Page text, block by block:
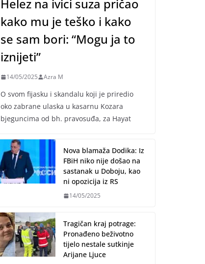
Helez na ivici suza pričao
kako mu je teško i kako
se sam bori: “Mogu ja to
iznijeti”
14/05/2025 Azra M
O svom fijasku i skandalu koji je priredio
oko zabrane ulaska u kasarnu Kozara
bjeguncima od bh. pravosuđa, za Hayat
Nova blamaža Dodika: Iz
FBiH niko nije došao na
sastanak u Doboju, kao
ni opozicija iz RS
14/05/2025
Tragičan kraj potrage:
Pronađeno beživotno
tijelo nestale sutkinje
Arijane Ljuce